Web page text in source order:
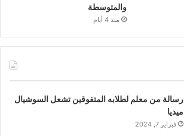
والمتوسطة
منذ 4 أيام
رسالة من معلم لطلابه المتفوقين تشعل السوشيال
ميديا
فبراير 7, 2024